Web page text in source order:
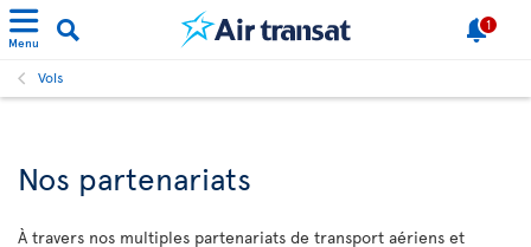
Menu
1
Vols
Nos partenariats
À travers nos multiples partenariats de transport aériens et